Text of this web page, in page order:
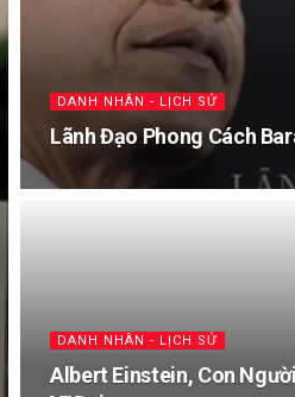
DANH NHÂN - LỊCH SỬ
Lãnh Đạo Phong Cách
DANH NHÂN - LỊCH SỬ
Albert Einstein, Con Người